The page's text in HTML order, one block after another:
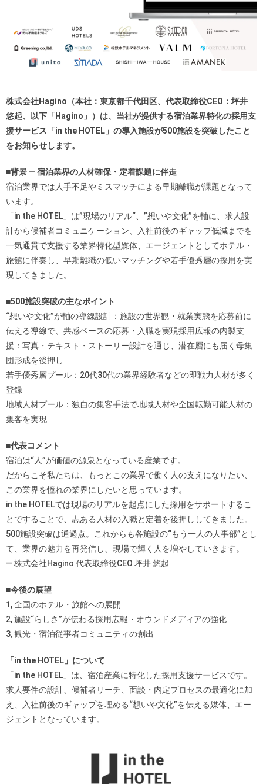
株式会社Hagino（本社：東京都千代田区、代表取締役CEO：坪井
悠起、以下「Hagino」）は、当社が提供する宿泊業界特化の採用支
援サービス「in the HOTEL」の導入施設が500施設を突破したこと
をお知らせします。
■背景 — 宿泊業界の人材確保・定着課題に伴走
宿泊業界では人手不足やミスマッチによる早期離職が課題となって
います。
「in the HOTEL」は”現場のリアル“、”想いや文化”を軸に、求人設
計から候補者コミュニケーション、入社前後のギャップ低減までを
一気通貫で支援する業界特化型媒体、エージェントとしてホテル・
旅館に伴奏し、早期離職の低いマッチングや若手優秀層の採用を実
現してきました。
■500施設突破の主なポイント
“想いや文化”が軸の導線設計：施設の世界観・就業実態を応募前に
伝える導線で、共感ベースの応募・入職を実現採用広報の内製支
援：写真・テキスト・ストーリー設計を通じ、潜在層にも届く母集
団形成を後押し
若手優秀層プール：20代30代の業界経験者などの即戦力人材が多く
登録
地域人材プール：独自の集客手法で地域人材や全国転勤可能人材の
集客を実現
■代表コメント
宿泊は“人”が価値の源泉となっている産業です。
だからこそ私たちは、もっとこの業界で働く人の支えになりたい、
この業界を憧れの業界にしたいと思っています。
in the HOTELでは現場のリアルを起点にした採用をサポートするこ
とですることで、志ある人材の入職と定着を後押ししてきました。
500施設突破は通過点。これからも各施設の“もう一人の人事部”とし
て、業界の魅力を再発信し、現場で輝く人を増やしていきます。
— 株式会社Hagino 代表取締役CEO 坪井 悠起
■今後の展望
1, 全国のホテル・旅館への展開
2, 施設“らしさ”が伝わる採用広報・オウンドメディアの強化
3, 観光・宿泊従事者コミュニティの創出
「in the HOTEL」について
「in the HOTEL」は、宿泊産業に特化した採用支援サービスです。
求人要件の設計、候補者リーチ、面談・内定プロセスの最適化に加
え、入社前後のギャップを埋める“想いや文化”を伝える媒体、エー
ジェントとなっています。